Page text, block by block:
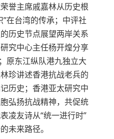
誉主席戚嘉林从历史根
在台湾的传承；中评社
历史节点展望两岸关系
究中心主任杨开煌分享
原东江纵队港九独立大
珍讲述香港抗战老兵的
历史；香港亚太研究中
弘扬抗战精神，共促统
凌友诗从“统一进行时”
未来路径。